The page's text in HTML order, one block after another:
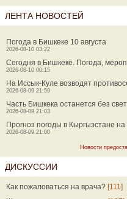
ЛЕНТА НОВОСТЕЙ
Погода в Бишкеке 10 августа
2026-08-10 03:22
Сегодня в Бишкеке. Погода,
2026-08-10 00:15
На Иссык-Куле возводят
2026-08-09 21:59
Часть Бишкека останется без
2026-08-09 21:03
Прогноз погоды в Кыргызстане
2026-08-09 21:00
Новости
ДИСКУССИИ
Как пожаловаться на врача? [111]